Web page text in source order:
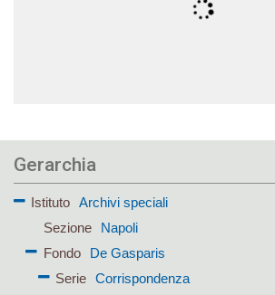
Gerarchia
Istituto
Archivi speciali
Sezione
Napoli
Fondo
De Gasparis
Serie Corrispondenza